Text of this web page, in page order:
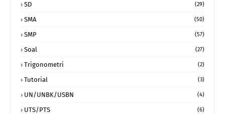
SD (29)
SMA (50)
SMP (57)
Soal (27)
Trigonometri (2)
Tutorial (3)
UN/UNBK/USBN (4)
UTS/PTS (6)